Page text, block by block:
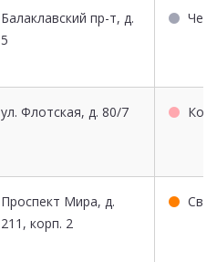
Балаклавский пр-т, д.
5
ул. Флотская, д. 80/7
Проспект Мира, д.
211, корп. 2